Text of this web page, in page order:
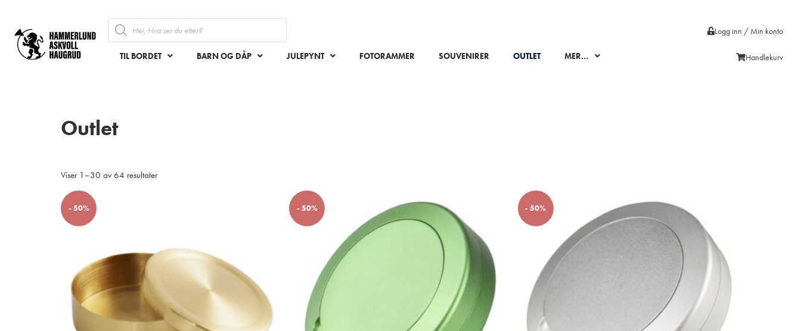
TIL BORDET BARN OG DÅP JULEPYNT FOTORAMMER SOUVENIRER OUTLET MER…
Logg inn / Min konto
Handlekurv
Outlet
Viser 1–30 av 64 resultater
- 50% - 50% - 50%